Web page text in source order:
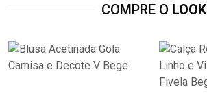
COMPRE O LOOK